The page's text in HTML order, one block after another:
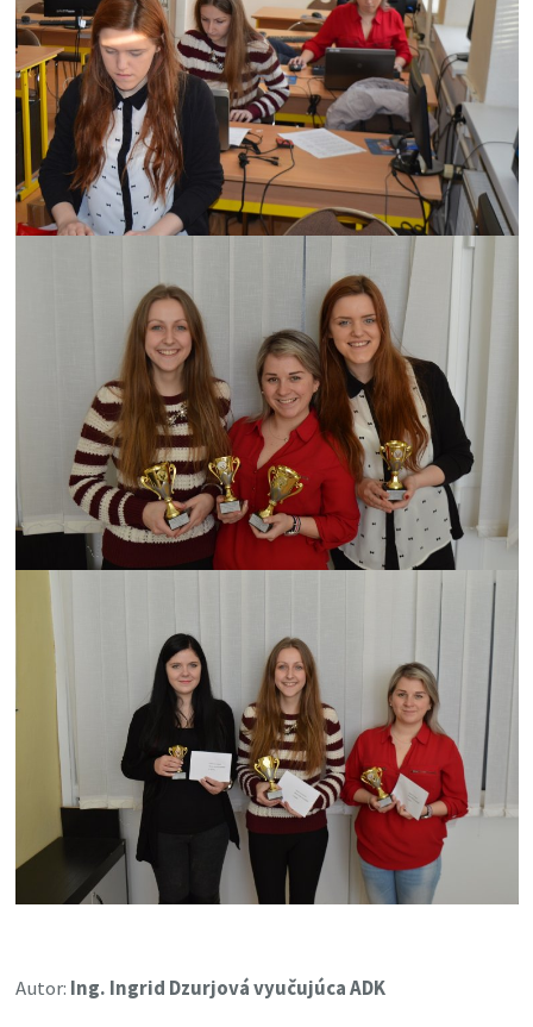
Autor: Ing. Ingrid Dzurjová vyučujúca ADK